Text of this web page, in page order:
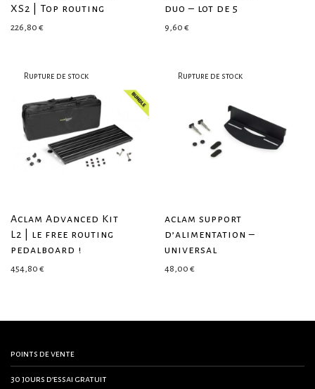
XS2 | Top routing
226,80 €
duo – lot de 5
9,60 €
Aclam Advanced Kit
L2 | le free routing
pedalboard !
454,80 €
aclam support
d’alimentation –
universal
48,00 €
points de vente
30 jours d’essai gratuit